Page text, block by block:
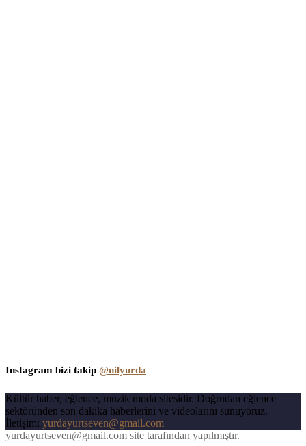
Instagram bizi takip @nilyurda
Kültür haber, eğlence, müzik moda sitesidir. Doğrudan eğlence
sektöründen son dakika haberlerini ve videolarını sunuyoruz.
İletişim: yurdayurtseven@gmail.com
yurdayurtseven@gmail.com site tarafından yapılmıştır.